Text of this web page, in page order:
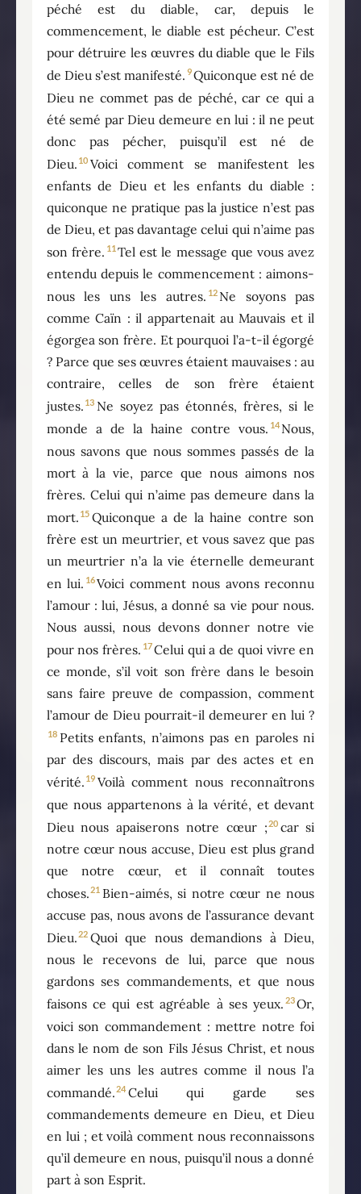
péché est du diable, car, depuis le
commencement, le diable est pécheur. C’est
pour détruire les œuvres du diable que le Fils
de Dieu s’est manifesté. 9Quiconque est né de
Dieu ne commet pas de péché, car ce qui a
été semé par Dieu demeure en lui : il ne peut
donc pas pécher, puisqu’il est né de
Dieu. 10 Voici comment se manifestent les
enfants de Dieu et les enfants du diable :
quiconque ne pratique pas la justice n’est pas
de Dieu, et pas davantage celui qui n’aime pas
son frère. 11 Tel est le message que vous avez
entendu depuis le commencement : aimons-
nous les uns les autres. 12 Ne soyons pas
comme Caïn : il appartenait au Mauvais et il
égorgea son frère. Et pourquoi l’a-t-il égorgé
? Parce que ses œuvres étaient mauvaises : au
contraire, celles de son frère étaient
justes. 13 Ne soyez pas étonnés, frères, si le
monde a de la haine contre vous. 14 Nous,
nous savons que nous sommes passés de la
mort à la vie, parce que nous aimons nos
frères. Celui qui n’aime pas demeure dans la
mort. 15 Quiconque a de la haine contre son
frère est un meurtrier, et vous savez que pas
un meurtrier n’a la vie éternelle demeurant
en lui. 16Voici comment nous avons reconnu
l’amour : lui, Jésus, a donné sa vie pour nous.
Nous aussi, nous devons donner notre vie
pour nos frères. 17Celui qui a de quoi vivre en
ce monde, s’il voit son frère dans le besoin
sans faire preuve de compassion, comment
l’amour de Dieu pourrait-il demeurer en lui ?
18 Petits enfants, n’aimons pas en paroles ni
par des discours, mais par des actes et en
vérité. 19 Voilà comment nous reconnaîtrons
que nous appartenons à la vérité, et devant
Dieu nous apaiserons notre cœur ;20 car si
notre cœur nous accuse, Dieu est plus grand
que notre cœur, et il connaît toutes
choses.21 Bien-aimés, si notre cœur ne nous
accuse pas, nous avons de l’assurance devant
Dieu.22 Quoi que nous demandions à Dieu,
nous le recevons de lui, parce que nous
gardons ses commandements, et que nous
faisons ce qui est agréable à ses yeux. 23Or,
voici son commandement : mettre notre foi
dans le nom de son Fils Jésus Christ, et nous
aimer les uns les autres comme il nous l’a
commandé.24 Celui qui garde ses
commandements demeure en Dieu, et Dieu
en lui ; et voilà comment nous reconnaissons
qu’il demeure en nous, puisqu’il nous a donné
part à son Esprit.